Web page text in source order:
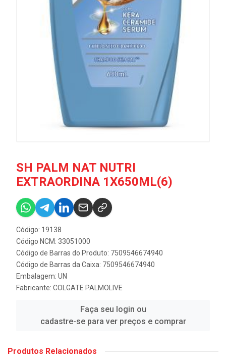
SH PALM NAT NUTRI
EXTRAORDINA 1X650ML(6)
Código: 19138
Código NCM: 33051000
Código de Barras do Produto: 7509546674940
Código de Barras da Caixa: 7509546674940
Embalagem: UN
Fabricante: COLGATE PALMOLIVE
Faça seu login ou
cadastre-se para ver preços e comprar
Produtos Relacionados